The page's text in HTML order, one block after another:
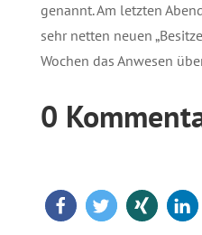
genannt. Am letzten
sehr netten neuen
Wochen das Anwesen
0